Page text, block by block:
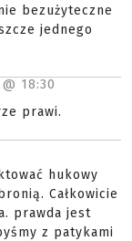
bezużyteczne
jednego
18:30
prawi.
hukowy
Całkowicie
prawda jest
z patykami